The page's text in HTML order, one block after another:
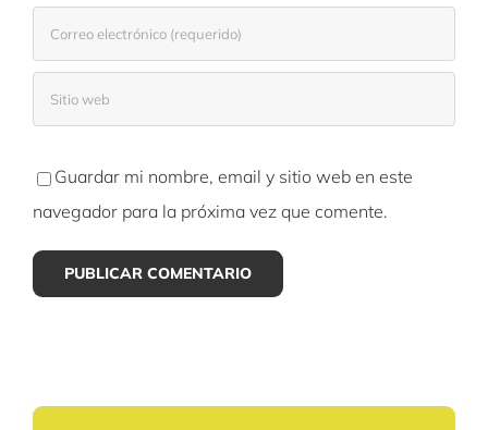
Guardar mi nombre, email y sitio web en este
navegador para la próxima vez que comente.